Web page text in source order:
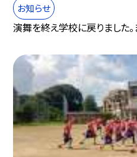
お知らせ
演舞を終え学校に戻りました。